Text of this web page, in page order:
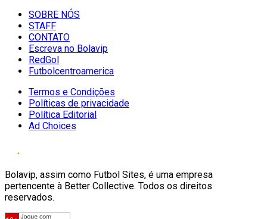
SOBRE NÓS
STAFF
CONTATO
Escreva no Bolavip
RedGol
Futbolcentroamerica
Termos e Condições
Políticas de privacidade
Política Editorial
Ad Choices
Bolavip, assim como Futbol Sites, é uma empresa
pertencente à Better Collective. Todos os direitos
reservados.